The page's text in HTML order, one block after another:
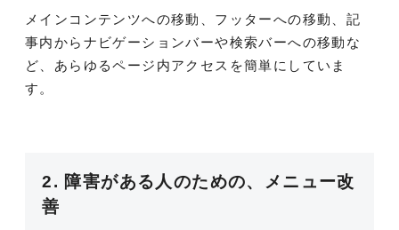
メインコンテンツへの移動、フッターへの移動、記
事内からナビゲーションバーや検索バーへの移動な
ど、あらゆるページ内アクセスを簡単にしていま
す。
2. 障害がある人のための、メニュー改
善